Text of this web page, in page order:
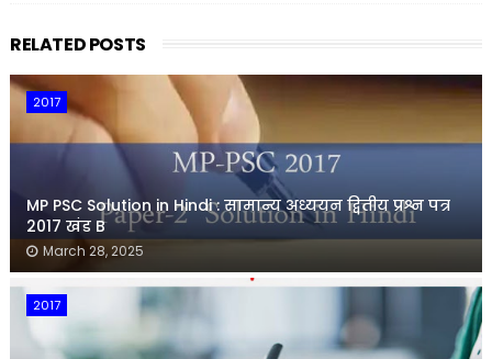
RELATED POSTS
2017
MP PSC Solution in Hindi : सामान्य अध्ययन द्वितीय प्रश्न पत्र
2017 खंड B
March 28, 2025
2017